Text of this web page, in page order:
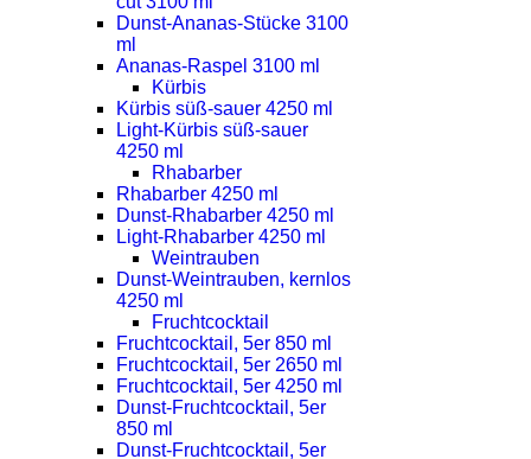
Dunst-Ananas-Stücke 3100
ml
Ananas-Raspel 3100 ml
Kürbis
Kürbis süß-sauer 4250 ml
Light-Kürbis süß-sauer
4250 ml
Rhabarber
Rhabarber 4250 ml
Dunst-Rhabarber 4250 ml
Light-Rhabarber 4250 ml
Weintrauben
Dunst-Weintrauben, kernlos
4250 ml
Fruchtcocktail
Fruchtcocktail, 5er 850 ml
Fruchtcocktail, 5er 2650 ml
Fruchtcocktail, 5er 4250 ml
Dunst-Fruchtcocktail, 5er
850 ml
Dunst-Fruchtcocktail, 5er